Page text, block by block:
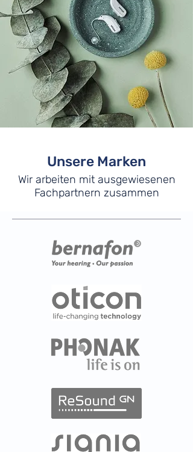
Unsere Marken
Wir arbeiten mit ausgewiesenen
Fachpartnern zusammen